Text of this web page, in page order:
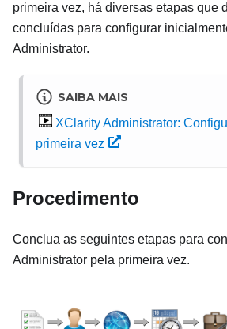
primeira vez, há diversas etapas que
concluídas para configurar
Administrator.
SAIBA MAIS
XClarity Administrator:
primeira vez
Procedimento
Conclua as seguintes etapas para
Administrator pela primeira vez.